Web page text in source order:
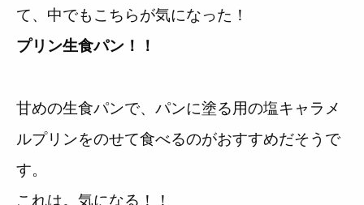
て、中でもこちらが気になった！
プリン生食パン！！
甘めの生食パンで、パンに塗る用の塩キャラメ
ルプリンをのせて食べるのがおすすめだそうで
す。
これは。気になる！！